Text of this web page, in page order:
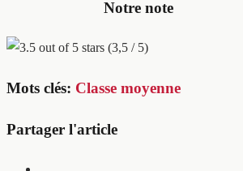
Notre note
(3,5 / 5)
Mots clés: Classe moyenne
Partager l'article